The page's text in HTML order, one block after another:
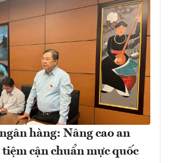
hàng: Nâng cao an
cận chuẩn mực quốc